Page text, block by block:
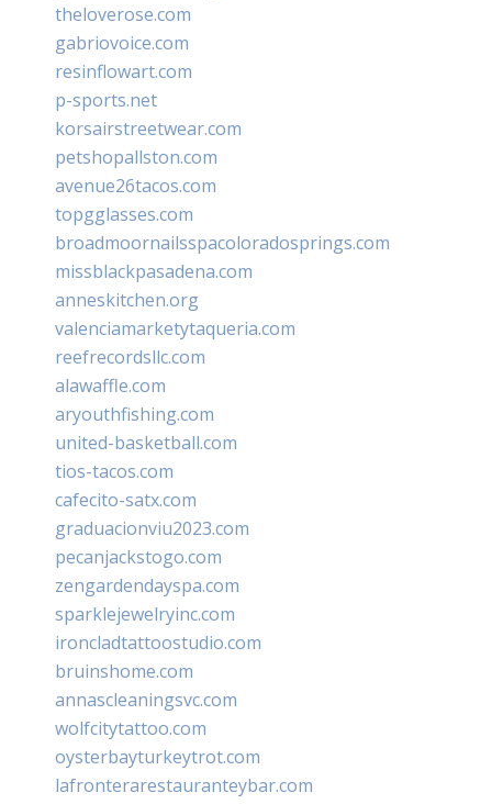
theloverose.com
gabriovoice.com
resinflowart.com
p-sports.net
korsairstreetwear.com
petshopallston.com
avenue26tacos.com
topgglasses.com
broadmoornailsspacoloradosprings.com
missblackpasadena.com
anneskitchen.org
valenciamarketytaqueria.com
reefrecordsllc.com
alawaffle.com
aryouthfishing.com
united-basketball.com
tios-tacos.com
cafecito-satx.com
graduacionviu2023.com
pecanjackstogo.com
zengardendayspa.com
sparklejewelryinc.com
ironcladtattoostudio.com
bruinshome.com
annascleaningsvc.com
wolfcitytattoo.com
oysterbayturkeytrot.com
lafronterarestauranteybar.com